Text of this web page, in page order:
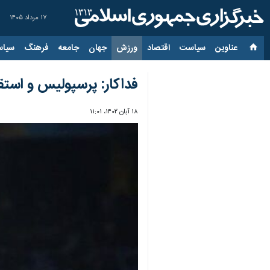
۱۷ مرداد ۱۴۰۵
عناوین‌ سیاست اقتصاد ورزش جهان جامعه فرهنگ
فداکار: پرسپولیس و
۱۸ آبان ۱۴۰۲، ۱۱:۰۱